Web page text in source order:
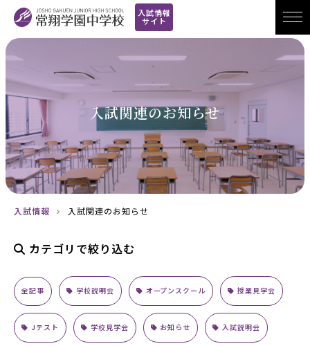
入試情報
サイト
入試関連のお知らせ
入試情報 入試関連のお知らせ
カテゴリで絞り込む
全記事 学校説明会 オープンスクール 授業見学会
Jテスト 学校見学会 お知らせ 入試説明会